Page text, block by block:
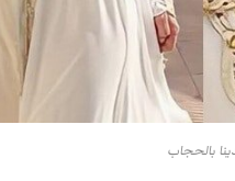
بالحجاب